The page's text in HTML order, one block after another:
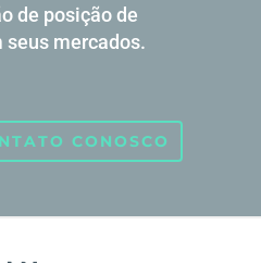
de posição de
seus mercados.
CONOSCO